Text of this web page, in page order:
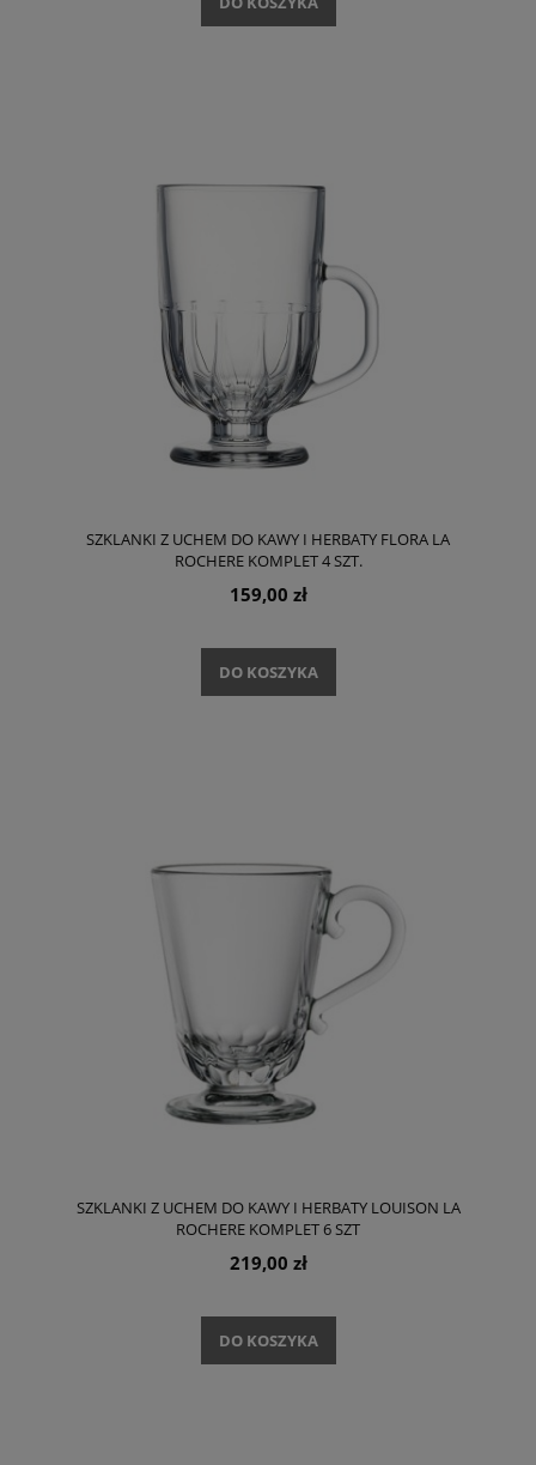
SZKLANKI Z UCHEM DO KAWY I HERBATY FLORA LA
ROCHERE KOMPLET 4 SZT.
159,00 zł
DO KOSZYKA
SZKLANKI Z UCHEM DO KAWY I HERBATY LOUISON LA
ROCHERE KOMPLET 6 SZT
219,00 zł
DO KOSZYKA